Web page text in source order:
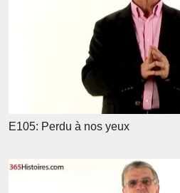
E105: Perdu à nos yeux